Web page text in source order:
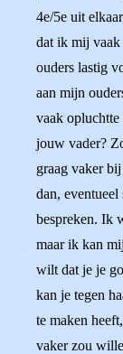
4e/5e uit
dat ik mij vaak
ouders lastig
aan mijn
vaak opluchtte
jouw vader?
graag vaker
dan,
bespreken. Ik
maar ik kan
wilt dat je je
kan je tegen
te maken
vaker zou